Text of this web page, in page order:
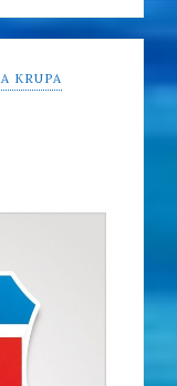
KRUPA